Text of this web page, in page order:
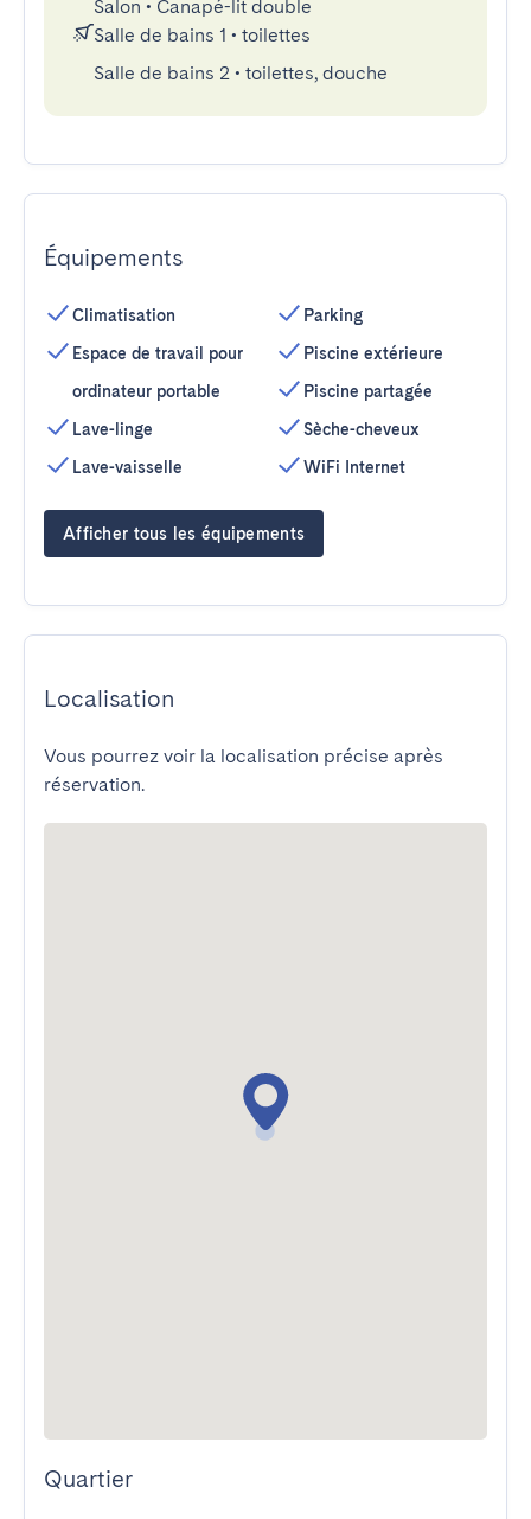
Salon • Canapé-lit double
Salle de bains 1 • toilettes
Salle de bains 2 • toilettes, douche
Équipements
Climatisation
Espace de travail pour
ordinateur portable
Lave-linge
Lave-vaisselle
Parking
Piscine extérieure
Piscine partagée
Sèche-cheveux
WiFi Internet
Afficher tous les équipements
Localisation
Vous pourrez voir la localisation précise après
réservation.
Quartier